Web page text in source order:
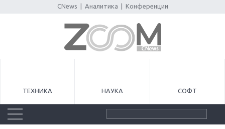
CNews Аналитика Конференции
ТЕХНИКА НАУКА СОФТ